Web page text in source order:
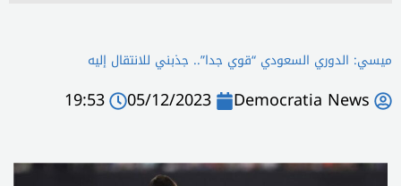
ميسي: الدوري السعودي “قوي جدا”.. جذبني للانتقال إليه
Democratia News
05/12/2023
19:53